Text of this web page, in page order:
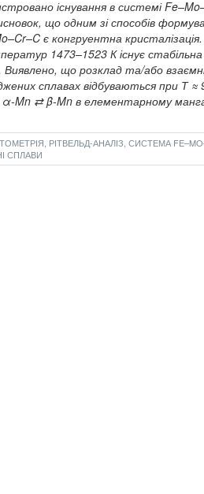
існування в системі
що одним зі способів
є конгруентна
1473–1523 К існує
Виявлено, що розклад та/або
сплавах відбуваються при Т
Mn ⇄ β-Mn в елементарному
РІТВЕЛЬД-АНАЛІЗ, СИСТЕМА
СПЛАВИ